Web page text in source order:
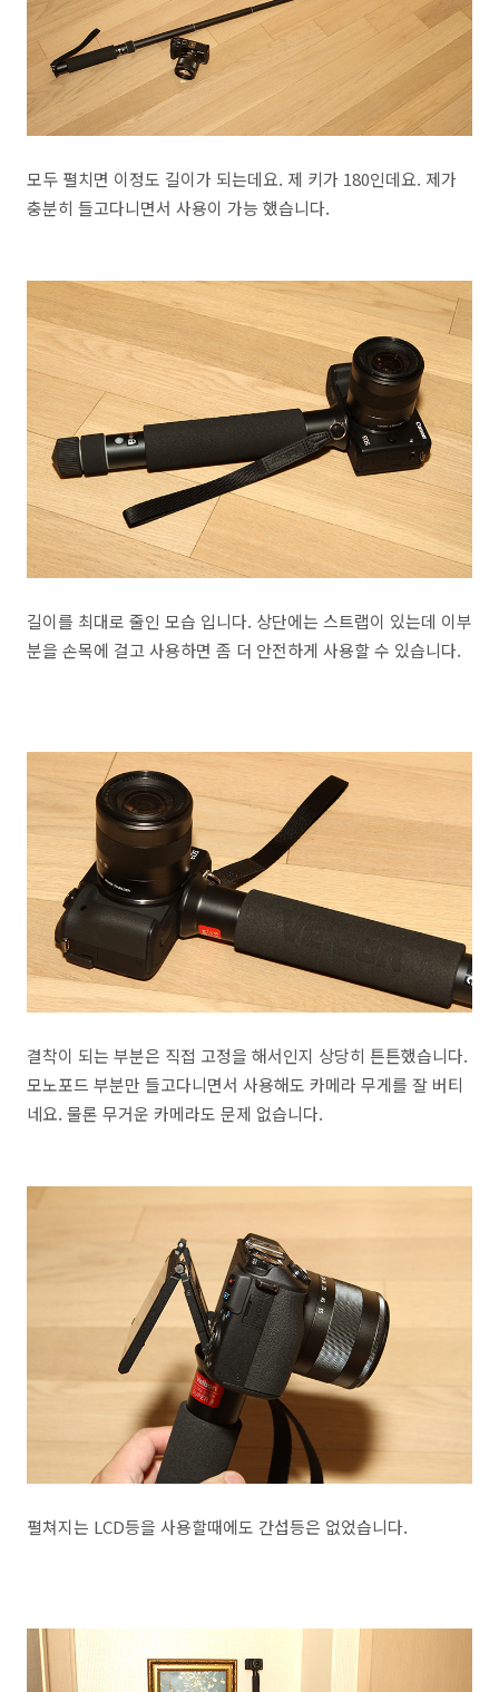
모두 펼치면 이정도 길이가 되는데요. 제 키가 180인데요. 제가
충분히 들고다니면서 사용이 가능 했습니다.
길이를 최대로 줄인 모습 입니다. 상단에는 스트랩이 있는데 이부
분을 손목에 걸고 사용하면 좀 더 안전하게 사용할 수 있습니다.
결착이 되는 부분은 직접 고정을 해서인지 상당히 튼튼했습니다.
모노포드 부분만 들고다니면서 사용해도 카메라 무게를 잘 버티
네요. 물론 무거운 카메라도 문제 없습니다.
펼쳐지는 LCD등을 사용할때에도 간섭등은 없었습니다.